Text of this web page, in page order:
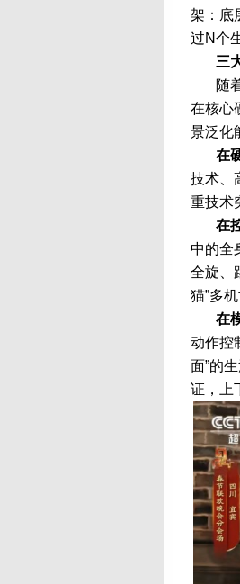
架：底
过N个
三
随
在核心
景泛化
在
技术、
重技术
在
中的全
全旋、
猫”多
在
动作控
面”的
证，上